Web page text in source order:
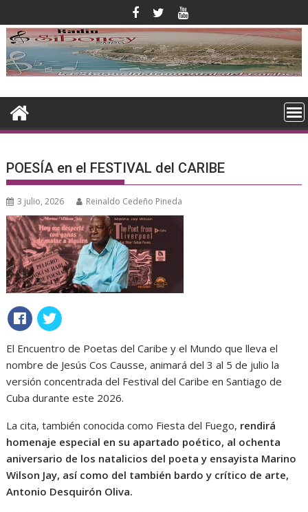
al
contenido
POESÍA en el FESTIVAL del CARIBE
3 julio, 2026 Reinaldo Cedeño Pineda
El Encuentro de Poetas del Caribe y el Mundo que lleva el
nombre de Jesús Cos Causse, animará del 3 al 5 de julio la
versión concentrada del Festival del Caribe en Santiago de
Cuba durante este 2026.
La cita, también conocida como Fiesta del Fuego, rendirá
homenaje especial en su apartado poético, al ochenta
aniversario de los natalicios del poeta y ensayista Marino
Wilson Jay, así como del también bardo y crítico de arte,
Antonio Desquirón Oliva.